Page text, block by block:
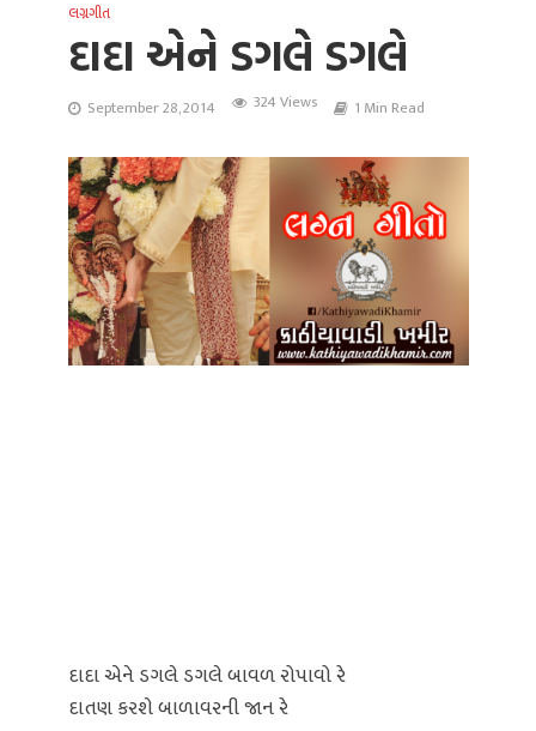
લગ્નગીત
દાદા એને ડગલે ડગલે
September 28, 2014 324 Views 1 Min Read
દાદા એને ડગલે ડગલે બાવળ રોપાવો રે
દાતણ કરશે બાળાવરની જાન રે